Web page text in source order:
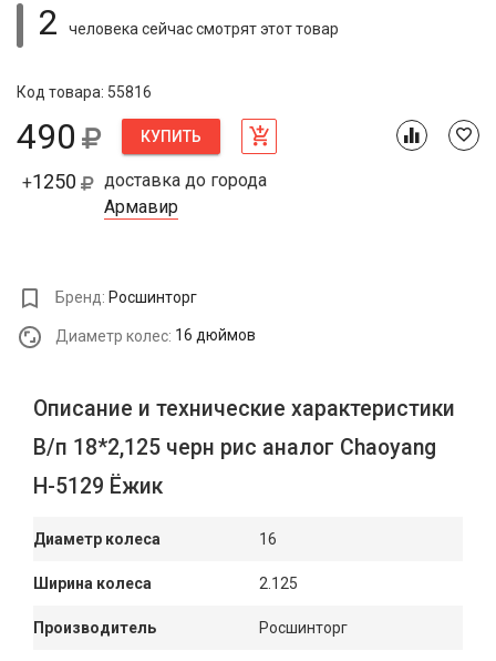
2 человека сейчас смотрятэтот товар
Код товара: 55816
490 КУПИТЬ
+1250
доставка до города
Армавир
Бренд: Росшинторг
Диаметр колес: 16 дюймов
Описание и технические характеристики
В/п 18*2,125 черн рис аналог Chaoyang
Н-5129 Ёжик
Диаметр колеса 16
Ширина колеса 2.125
Производитель Росшинторг